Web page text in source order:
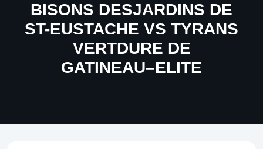
BISONS DESJARDINS DE
ST-EUSTACHE VS TYRANS
VERTDURE DE
GATINEAU–ELITE